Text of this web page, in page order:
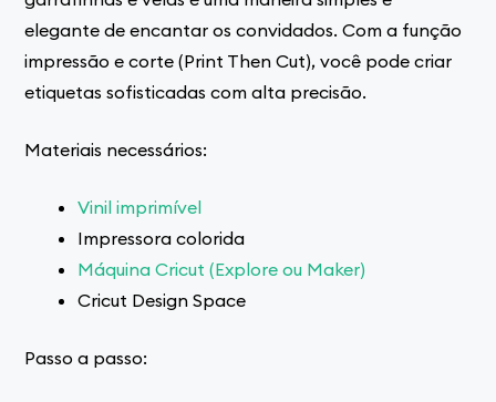
elegante de encantar os convidados. Com a função
impressão e corte (Print Then Cut), você pode criar
etiquetas sofisticadas com alta precisão.
Materiais necessários:
Vinil imprimível
Impressora colorida
Máquina Cricut (Explore ou Maker)
Cricut Design Space
Passo a passo: